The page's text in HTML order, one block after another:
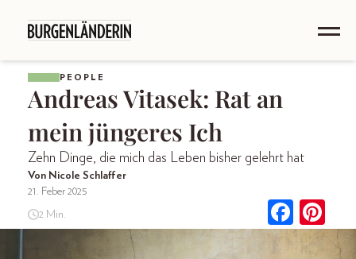
PEOPLE
Andreas Vitasek: Rat an
mein jüngeres Ich
Zehn Dinge, die mich das Leben bisher gelehrt hat
Von Nicole Schlaffer
21. Feber 2025
2 Min.